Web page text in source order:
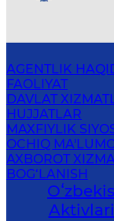
AGENTLIK
FAOLIYAT
DAVLAT
HUJJATLAR
MAXFIYLIK
OCHIQ
AXBOROT
BOG‘LANISH